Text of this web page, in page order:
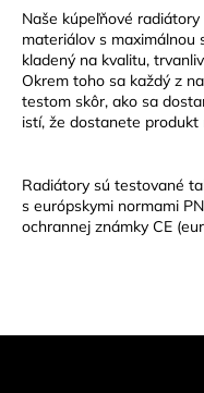
Naše kúpeľňové
materiálov s maximálnou
kladený na kvalitu,
Okrem toho sa každý z
testom skôr, ako sa
istí, že dostanete produkt
Radiátory sú testované
s európskymi normami
ochrannej známky CE